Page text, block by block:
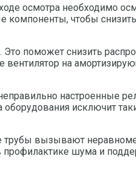
осмотра необходимо
компоненты, чтобы
поможет снизить
на
настроенные
исключит
трубы вызывают
шума и